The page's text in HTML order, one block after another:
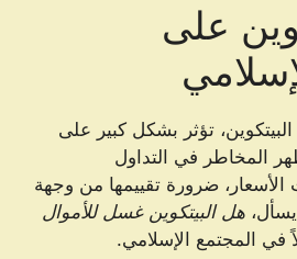
على
تؤثر بشكل كبير على
المخاطر في التداول
الأسعار، ضرورة تقييمها من وجهة
هل البيتكوين غسل للأموال
في المجتمع الإسلامي.